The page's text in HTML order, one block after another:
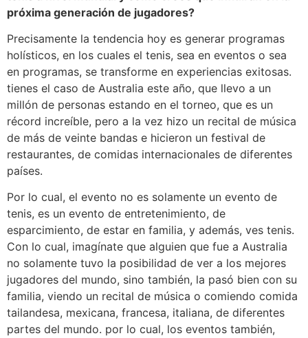
próxima generación de jugadores?
Precisamente la tendencia hoy es generar programas
holísticos, en los cuales el tenis, sea en eventos o sea
en programas, se transforme en experiencias exitosas.
tienes el caso de Australia este año, que llevo a un
millón de personas estando en el torneo, que es un
récord increíble, pero a la vez hizo un recital de música
de más de veinte bandas e hicieron un festival de
restaurantes, de comidas internacionales de diferentes
países.
Por lo cual, el evento no es solamente un evento de
tenis, es un evento de entretenimiento, de
esparcimiento, de estar en familia, y además, ves tenis.
Con lo cual, imagínate que alguien que fue a Australia
no solamente tuvo la posibilidad de ver a los mejores
jugadores del mundo, sino también, la pasó bien con su
familia, viendo un recital de música o comiendo comida
tailandesa, mexicana, francesa, italiana, de diferentes
partes del mundo. por lo cual, los eventos también,